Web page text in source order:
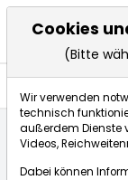
Cookies
(Bitte
Wir verwenden
technisch
außerdem Dienste
Videos,
Dabei können